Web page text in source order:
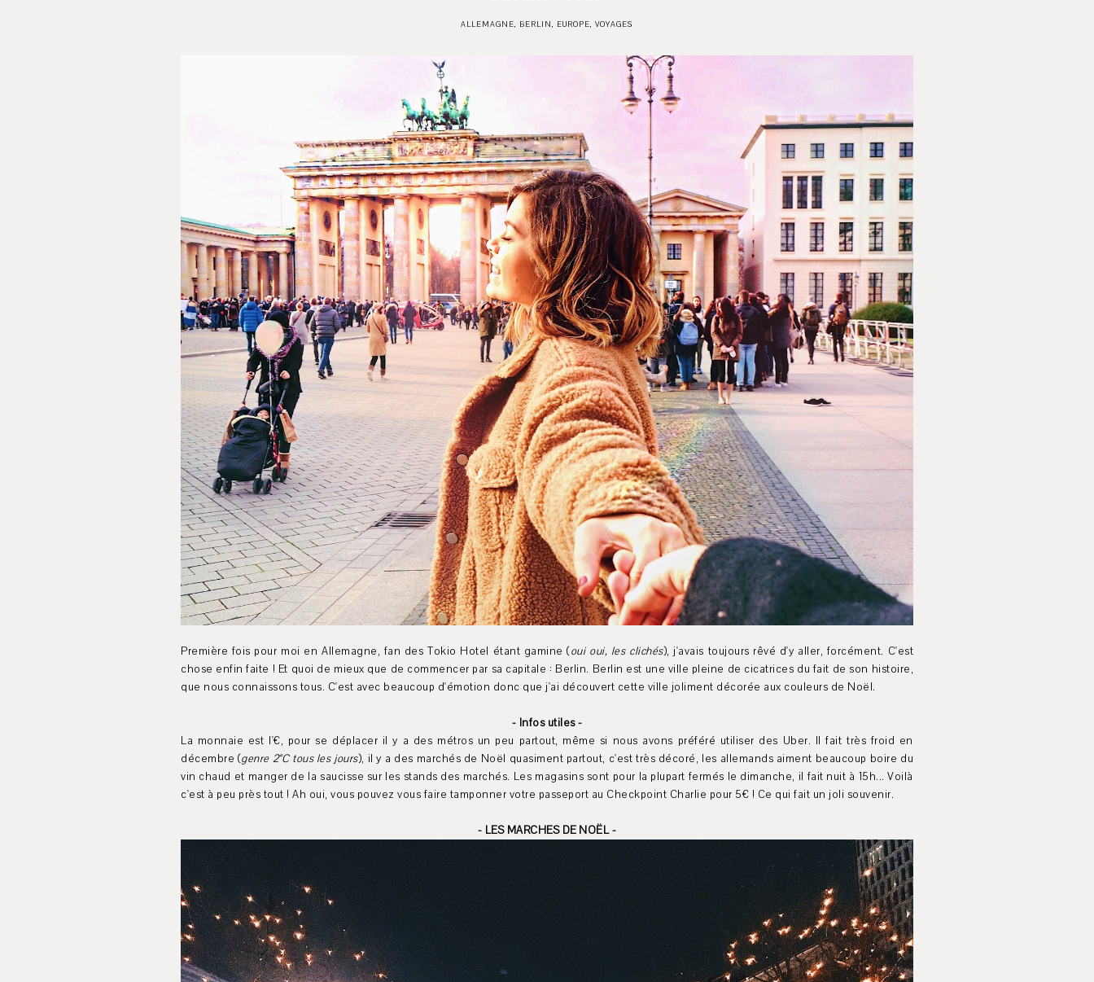
ALLEMAGNE, BERLIN, EUROPE, VOYAGES
Première fois pour moi en Allemagne, fan des Tokio Hotel étant gamine (oui oui, les clichés), j'avais toujours rêvé d'y aller, forcément. C'est
chose enfin faite ! Et quoi de mieux que de commencer par sa capitale : Berlin. Berlin est une ville pleine de cicatrices du fait de son histoire,
que nous connaissons tous. C'est avec beaucoup d'émotion donc que j'ai découvert cette ville joliment décorée aux couleurs de Noël.
- Infos utiles -
La monnaie est l'€, pour se déplacer il y a des métros un peu partout, même si nous avons préféré utiliser des Uber. Il fait très froid en
décembre (genre 2°C tous les jours), il y a des marchés de Noël quasiment partout, c'est très décoré, les allemands aiment beaucoup boire du
vin chaud et manger de la saucisse sur les stands des marchés. Les magasins sont pour la plupart fermés le dimanche, il fait nuit à 15h... Voilà
c'est à peu près tout ! Ah oui, vous pouvez vous faire tamponner votre passeport au Checkpoint Charlie pour 5€ ! Ce qui fait un joli souvenir.
- LES MARCHES DE NOËL -